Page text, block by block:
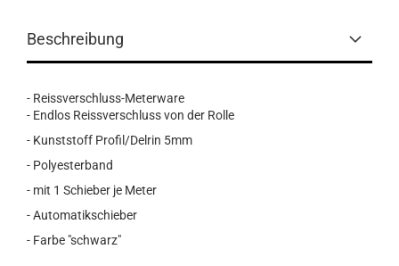
Beschreibung
- Reissverschluss-Meterware
- Endlos Reissverschluss von der Rolle
- Kunststoff Profil/Delrin 5mm
- Polyesterband
- mit 1 Schieber je Meter
- Automatikschieber
- Farbe "schwarz"